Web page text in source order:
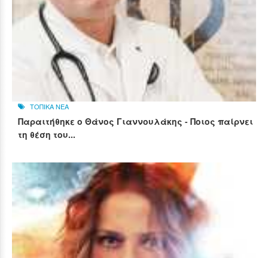
ΤΟΠΙΚΑ ΝΕΑ
Παραιτήθηκε ο Θάνος Γιαννουλάκης - Ποιος παίρνει
τη θέση του...